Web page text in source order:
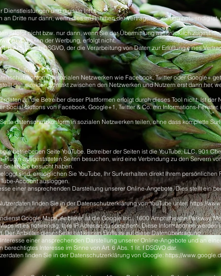
Dienstleistungen und digitale Inhalte
Dritte nur dann, wenn dies im Rahmen der Vertragsabwicklung notwendig
erfolgt nicht bzw. nur dann, wenn Sie der Übermittlung ausdrücklich
zu Zwecken der Werbung, erfolgt nicht.
6 Abs. 1 lit. b DSGVO, der die Verarbeitung von Daten zur Erfüllung eines
Twitter & Co.)
in sozialen Netzwerken wie Facebook, Twitter oder Google+
den direkten Kontakt zwischen den Netzwerken und Nutzern erst dann her,
an die Betreiber dieser Plattformen erfolgt durch dieses Tool nicht. Ist der
Social-Buttons von Facebook, Google+1, Twitter & Co. ein Informations-Fenster,
datenschutzkonform in sozialen Netzwerken teilen, ohne dass komplette
betriebenen Seite YouTube. Betreiber der Seiten ist die YouTube, LLC, 901
Plugin ausgestatteten Seiten besuchen, wird eine Verbindung zu den Servern
Seiten Sie besucht haben.
sind, ermöglichen Sie YouTube, Ihr Surfverhalten direkt Ihrem
Account ausloggen.
einer ansprechenden Darstellung unserer Online-Angebote. Dies stellt ein
finden Sie in der Datenschutzerklärung von YouTube unter:https://
Google Maps. Anbieter ist die Google Inc., 1600 Amphitheatre Parkway,
ist es notwendig, Ihre IP Adresse zu speichern. Diese Informationen
Der Anbieter dieser Seite hat keinen Einfluss auf diese Datenübertragung.
einer ansprechenden Darstellung unserer Online-Angebote und an
Interesse im Sinne von Art. 6 Abs. 1 lit. f DSGVO dar.
finden Sie in der Datenschutzerklärung von Google: https://